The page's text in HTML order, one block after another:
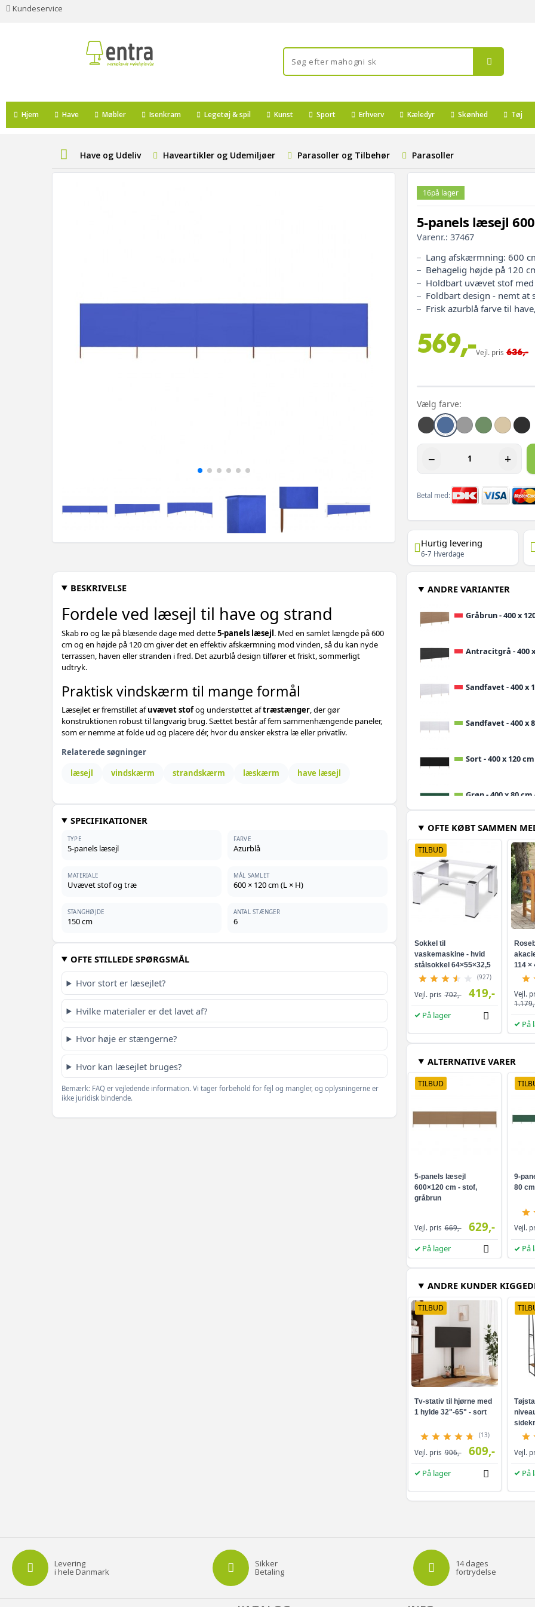
Kundeservice
Hjem Have Møbler Isenkram Legetøj & spil Kunst Sport Erhverv Kæledyr Skønhed Tøj
Have og Udeliv Haveartikler og Udemiljøer Parasoller og Tilbehør Parasoller
16på lager
5-panels læsejl
Varenr.: 37467
Lang afskærmning: 600
Behagelig højde på 120
Holdbart uvævet stof
Foldbart design - nemt
Frisk azurblå farve til
569,-Vejl. pris 636,-
Vælg farve:
− +
Betal med:
Hurtig levering
6-7 Hverdage
BESKRIVELSE
Fordele ved læsejl til have og strand
Skab ro og læ på blæsende dage med dette5-panels læsejl. Med en samlet længde på 600
cm og en højde på 120 cm giver det en effektiv afskærmning mod vinden, så du kan nyde
terrassen, haven eller stranden i fred. Det azurblå design tilfører et friskt, sommerligt
udtryk.
Praktisk vindskærm til mange formål
Læsejlet er fremstillet afuvævet stofog understøttet aftræstænger , der gør
konstruktionen robust til langvarig brug. Sættet består af fem sammenhængende paneler,
som er nemme at folde ud og placere dér, hvor du ønsker ekstra læ eller privatliv.
Relaterede søgninger
læsejl
vindskærm strandskærm læskærm have læsejl
SPECIFIKATIONER
TYPE
5-panels læsejl
FARVE
Azurblå
MATERIALE
Uvævet stof og træ
MÅL SAMLET
600 × 120 cm (L × H)
STANGHØJDE
150 cm
ANTAL STÆNGER
6
OFTE STILLEDE SPØRGSMÅL
Hvor stort er læsejlet?
Hvilke materialer er det lavet af?
Hvor høje er stængerne?
Hvor kan læsejlet bruges?
Bemærk: FAQ er vejledende information. Vi tager forbehold for fejl og mangler, og oplysningerne er
ikke juridisk bindende.
ANDRE VARIANTER
Gråbrun - 400 x
Antracitgrå - 400
Sandfavet - 400 x
Sandfavet - 400 x
Sort - 400 x 120
Grøn - 400 x 80 cm
Gråbrun - 400 x 80
Antracitgrå - 400
Sort - 400 x 80 cm
Gråbrun - 1200 x
Sandfavet - 400 x
Gråbrun - 800 x
Gråbrun - 400 x
Gråbrun - 600 x
Antracitgrå - 600
Grøn - 600 x 160
Antracitgrå - 800
Antracitgrå - 400
Grøn - 1200 x 120
Sort - 800 x 160 cm
Sort - 1200 x 120
Antracitgrå - 1200
Grøn - 1200 x 160
Sort - 1200 x 160
OFTE KØBT SAMMEN
TILBUD
Sokkel til
vaskemaskine - hvid
stålsokkel 64×55×32,5
cm
(927)
Vejl. pris 702,- 419,-
På lager
114 ×
Vejl.
På
ALTERNATIVE VARER
TILBUD
5-panels læsejl
600×120 cm - stof,
gråbrun
Vejl. pris 669,- 629,-
På lager
9-
80
Vejl.
På
ANDRE KUNDER
TILBUD
Tv-stativ til hjørne med
1 hylde 32"-65" - sort
(13)
Vejl. pris 906,- 609,-
På lager
brun/
Vejl.
På
Levering
i hele Danmark
Sikker
Betaling
14 dages
fortrydelse